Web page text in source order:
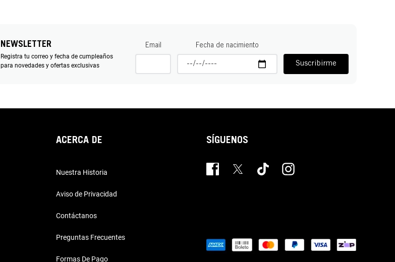
NEWSLETTER
Registra tu correo y fecha de cumpleaños
para novedades y ofertas exclusivas
Email Fecha de nacimiento
Suscribirme
ACERCA DE
Nuestra Historia
Aviso de Privacidad
Contáctanos
Preguntas Frecuentes
Formas De Pago
SÍGUENOS